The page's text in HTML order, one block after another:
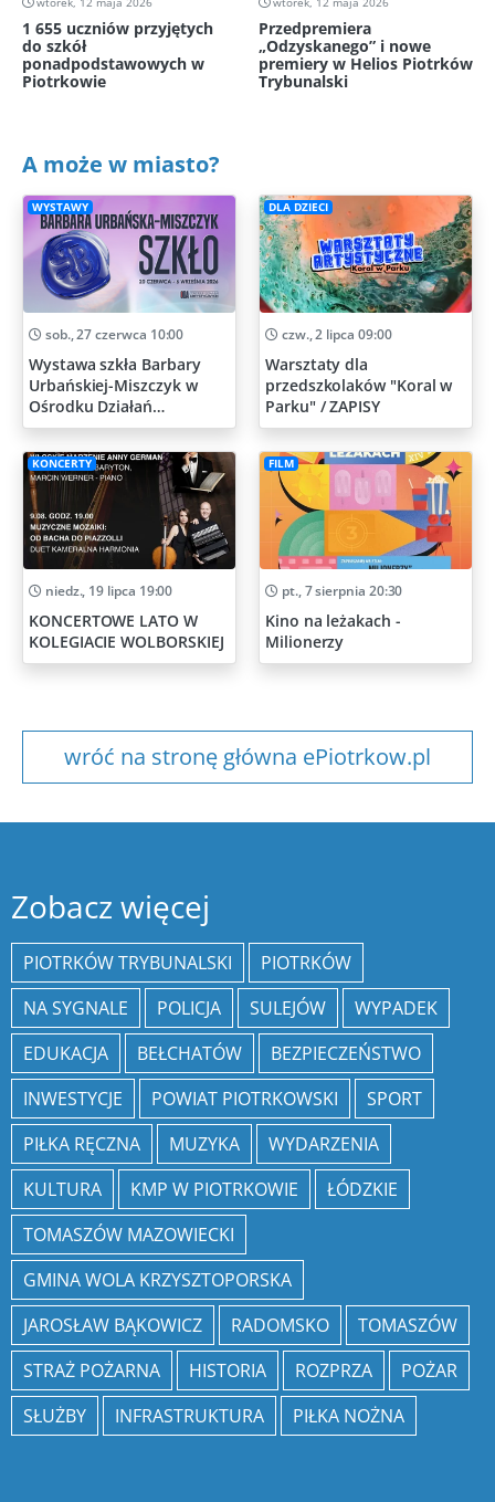
1 655 uczniów przyjętych
do szkół
ponadpodstawowych w
Piotrkowie
Przedpremiera
„Odzyskanego” i nowe
premiery w Helios Piotrków
Trybunalski
A może w miasto?
WYSTAWY
sob., 27 czerwca 10:00
Wystawa szkła Barbary
Urbańskiej-Miszczyk w
Ośrodku Działań
Artystycznych
DLA DZIECI
czw., 2 lipca 09:00
Warsztaty dla
przedszkolaków "Koral w
Parku" / ZAPISY
KONCERTY
niedz., 19 lipca 19:00
KONCERTOWE LATO W
KOLEGIACIE WOLBORSKIEJ
FILM
pt., 7 sierpnia 20:30
Kino na leżakach -
Milionerzy
wróć na stronę główna ePiotrkow.pl
Zobacz więcej
PIOTRKÓW TRYBUNALSKI
PIOTRKÓW
NA SYGNALE
POLICJA SULEJÓW
WYPADEK
EDUKACJA
BEŁCHATÓW
BEZPIECZEŃSTWO
INWESTYCJE
POWIAT PIOTRKOWSKI
SPORT
PIŁKA RĘCZNA
MUZYKA
WYDARZENIA
KULTURA
KMP W PIOTRKOWIE
ŁÓDZKIE
TOMASZÓW MAZOWIECKI
GMINA WOLA KRZYSZTOPORSKA
JAROSŁAW BĄKOWICZ
RADOMSKO
TOMASZÓW
STRAŻ POŻARNA
HISTORIA ROZPRZA
POŻAR
SŁUŻBY
INFRASTRUKTURA PIŁKA NOŻNA